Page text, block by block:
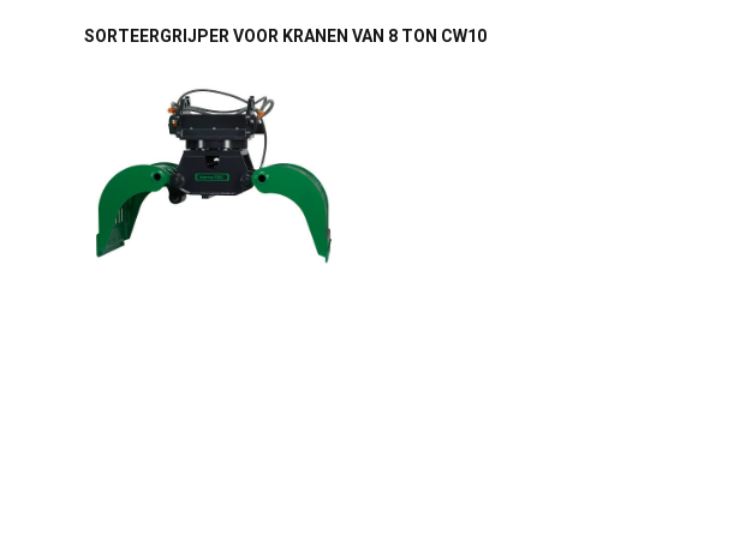
SORTEERGRIJPER VOOR KRANEN VAN 8 TON CW10